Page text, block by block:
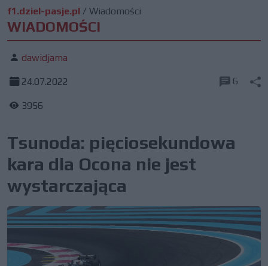
f1.dziel-pasje.pl / Wiadomości
WIADOMOŚCI
dawidjama
24.07.2022
3956
6
Tsunoda: pięciosekundowa
kara dla Ocona nie jest
wystarczająca